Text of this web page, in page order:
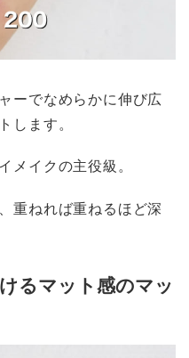
ーでなめらかに伸び広
します。
メイクの主役級。
重ねれば重ねるほど深
るマット感のマッ